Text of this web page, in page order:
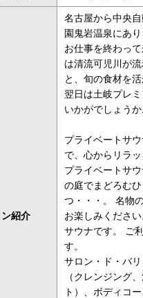
紹介
名古屋から中央
園鬼岩温泉にあり
お仕事を終わっ
は清流可児川が
と、旬の食材を
翌日は土岐プレ
いかがでしょうか
プライベートサ
で、心からリラ
プライベートサ
の庭でまどろむ
つ・・・。 名物
お楽しみくださ
サウナです。 ご
す。
サロン・ド・バ
（クレンジング
ト）、ボディコ